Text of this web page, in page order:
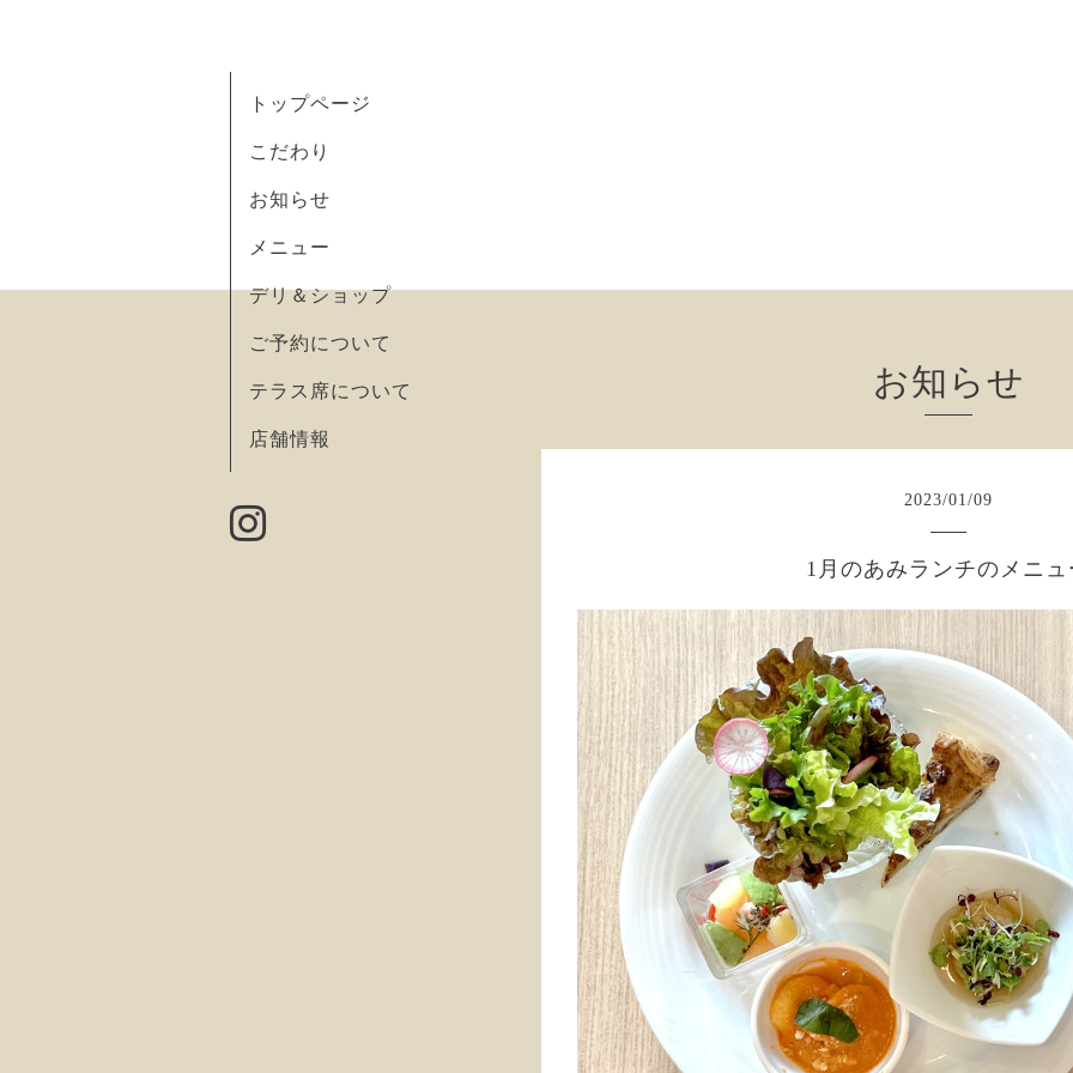
トップページ
こだわり
お知らせ
メニュー
デリ＆ショップ
ご予約について
テラス席について
店舗情報
お知らせ
2023/01/09
1月のあみランチのメニュ